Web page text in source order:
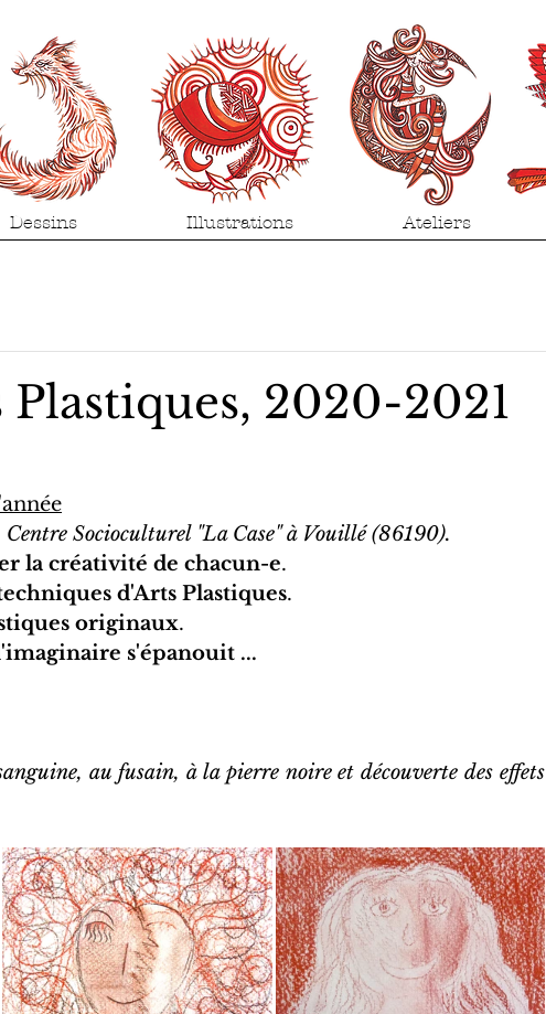
2020-2021
Centre Socioculturel "La Case" à Vouillé (86190).
la créativité de chacun-e.
d'Arts Plastiques.
originaux.
s'épanouit ...
au fusain, à la pierre noire et découverte des effets
Dessins Illustrations Ateliers